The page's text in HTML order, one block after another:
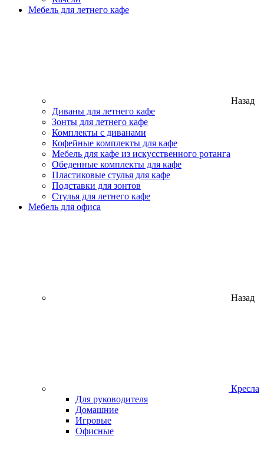
Мебель для летнего кафе
Назад
Диваны для летнего кафе
Зонты для летнего кафе
Комплекты с диванами
Кофейные комплекты для кафе
Мебель для кафе из искусственного ротанга
Обеденные комплекты для кафе
Пластиковые стулья для кафе
Подставки для зонтов
Стулья для летнего кафе
Мебель для офиса
Назад
Кресла
Для руководителя
Домашние
Игровые
Офисные